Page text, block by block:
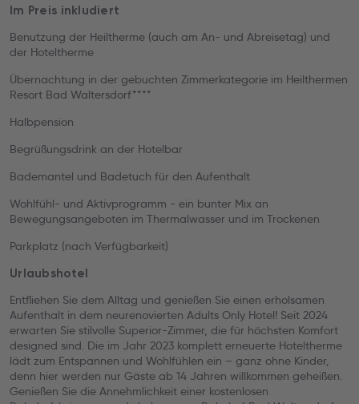
Im Preis inkludiert
Benutzung der Heiltherme (auch am An- und Abreisetag) und
der Hoteltherme
Übernachtung in der gebuchten Zimmerkategorie im Heilthermen
Resort Bad Waltersdorf****
Halbpension
Begrüßungsdrink an der Hotelbar
Bademantel und Badetuch für den Aufenthalt
Wohlfühl- und Aktivprogramm - ein bunter Mix an
Bewegungsangeboten im Thermalwasser und im Trockenen
Parkplatz (nach Verfügbarkeit)
Urlaubshotel
Entfliehen Sie dem Alltag und genießen Sie einen erholsamen
Aufenthalt in dem neurenovierten Adults Only Hotel! Seit 2024
erwarten Sie stilvolle Superior-Zimmer, die für höchsten Komfort
designed sind. Die im Jahr 2023 komplett erneuerte Hoteltherme
lädt zum Entspannen und Wohlfühlen ein – ganz ohne Kinder,
denn hier werden nur Gäste ab 14 Jahren willkommen geheißen.
Genießen Sie die Annehmlichkeit einer kostenlosen